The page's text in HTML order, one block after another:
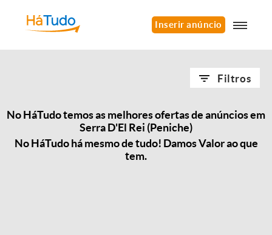
Inserir anúncio
Filtros
No HáTudo temos as melhores ofertas de anúncios em
Serra D'El Rei (Peniche)
No HáTudo há mesmo de tudo! Damos Valor ao que
tem.